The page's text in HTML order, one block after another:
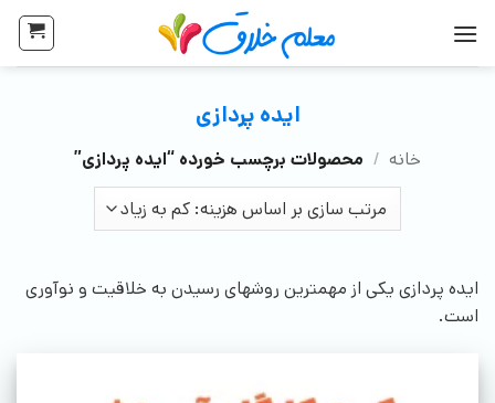
ایده پردازی
خانه / محصولات برچسب خورده “ایده پردازی”
ایده پردازی یکی از مهمترین روشهای رسیدن به خلاقیت و نوآوری
است.